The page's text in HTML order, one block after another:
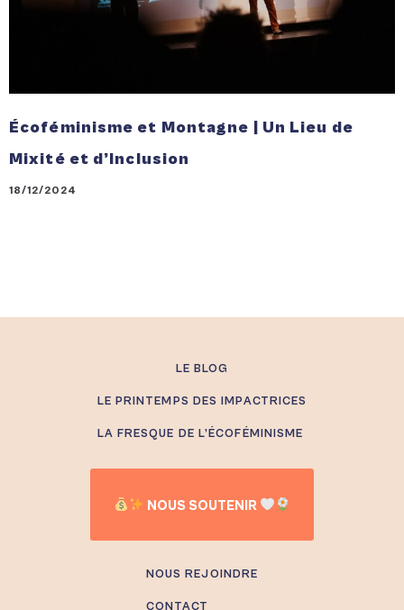
Écoféminisme et Montagne | Un Lieu de
Mixité et d’Inclusion
18/12/2024
LE BLOG
LE PRINTEMPS DES IMPACTRICES
LA FRESQUE DE L’ÉCOFÉMINISME
NOUS SOUTENIR
NOUS REJOINDRE
CONTACT